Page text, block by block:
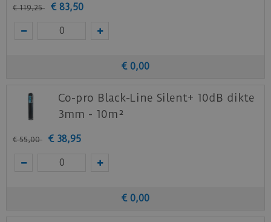
nieuwe of huidige meubels? Vraag dan
€ 119,25 € 83,50
€ 0,00
Co-pro Black-Line Silent+ 10dB dikte
3mm - 10m²
€ 55,00 € 38,95
€ 0,00